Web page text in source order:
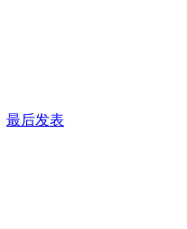
最后发表